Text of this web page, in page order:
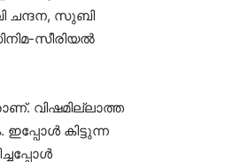
ചന്ദന, സുബി
സീരിയല്‍
വിഷമില്ലാത്ത
കിട്ടുന്ന